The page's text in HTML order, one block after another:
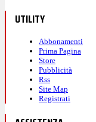
UTILITY
Abbonamenti
Prima Pagina
Store
Pubblicità
Rss
Site Map
Registrati